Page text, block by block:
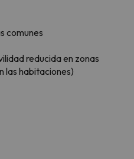
comunes
reducida en zonas
las habitaciones)